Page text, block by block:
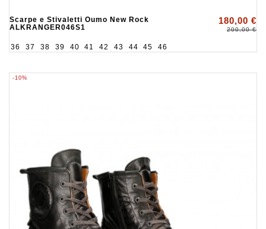
Scarpe e Stivaletti Oumo New Rock
ALKRANGER046S1
180,00 €
200,00 €
36 37 38 39 40 41 42 43 44 45 46
-10%